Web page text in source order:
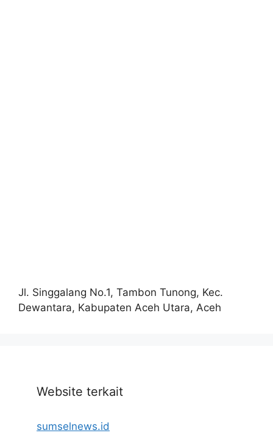
Jl. Singgalang No.1, Tambon Tunong, Kec.
Dewantara, Kabupaten Aceh Utara, Aceh
Website terkait
sumselnews.id